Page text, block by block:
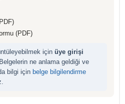
(PDF)
için üye girişi
ne anlama geldiği ve
bilgi için belge bilgilendirme